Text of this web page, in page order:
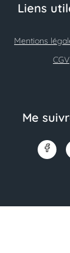
Liens
Mentions
CGV
Me